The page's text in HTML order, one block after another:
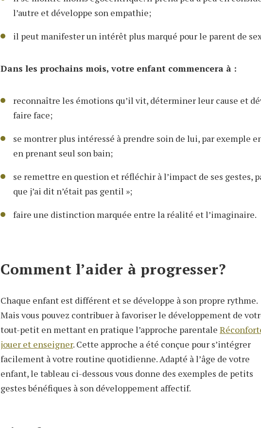
l’autre et développe son empathie;
il peut manifester un intérêt plus marqué pour le parent de
Dans les prochains mois, votre enfant commencera à :
reconnaître les émotions qu’il vit, déterminer leur cause et
faire face;
se montrer plus intéressé à prendre soin de lui, par exemple
en prenant seul son bain;
se remettre en question et réfléchir à l’impact de ses gestes,
que j’ai dit n’était pas gentil »;
faire une distinction marquée entre la réalité et l’imaginaire.
Comment l’aider à progresser?
Chaque enfant est différent et se développe à son propre rythme.
Mais vous pouvez contribuer à favoriser le développement de
tout-petit en mettant en pratique l’approche parentale
jouer et enseigner. Cette approche a été conçue pour s’intégrer
facilement à votre routine quotidienne. Adapté à l’âge de votre
enfant, le tableau ci-dessous vous donne des exemples de petits
gestes bénéfiques à son développement affectif.